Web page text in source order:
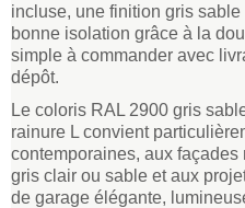
incluse, une finition gris
bonne isolation grâce à la
simple à commander avec
dépôt.
Le coloris RAL 2900 gris
rainure L convient
contemporaines, aux
gris clair ou sable et aux
de garage élégante,